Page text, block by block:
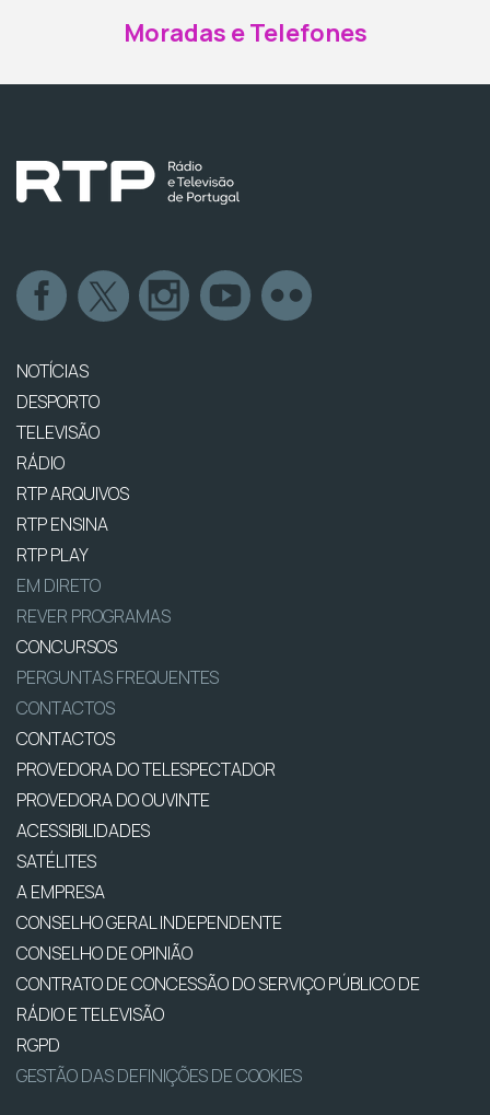
Moradas e Telefones
NOTÍCIAS
DESPORTO
TELEVISÃO
RÁDIO
RTP ARQUIVOS
RTP ENSINA
RTP PLAY
EM DIRETO
REVER PROGRAMAS
CONCURSOS
PERGUNTAS FREQUENTES
CONTACTOS
CONTACTOS
PROVEDORA DO TELESPECTADOR
PROVEDORA DO OUVINTE
ACESSIBILIDADES
SATÉLITES
A EMPRESA
CONSELHO GERAL INDEPENDENTE
CONSELHO DE OPINIÃO
CONTRATO DE CONCESSÃO DO SERVIÇO PÚBLICO DE
RÁDIO E TELEVISÃO
RGPD
GESTÃO DAS DEFINIÇÕES DE COOKIES